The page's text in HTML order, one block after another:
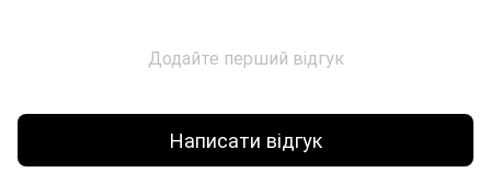
Додайте перший відгук
Написати відгук